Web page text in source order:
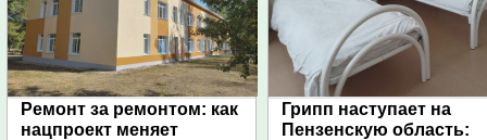
Ремонт за ремонтом: как
нацпроект меняет
Грипп наступает на
Пензенскую область: